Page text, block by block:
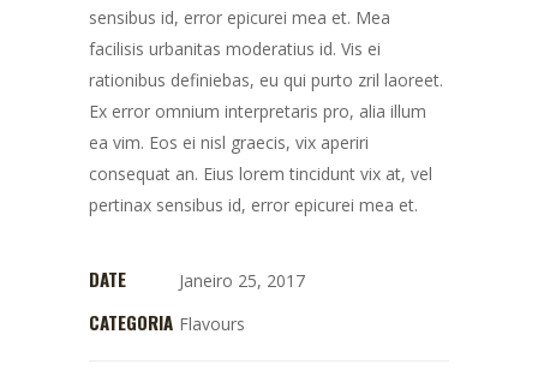
sensibus id, error epicurei mea et. Mea
facilisis urbanitas moderatius id. Vis ei
rationibus definiebas, eu qui purto zril laoreet.
Ex error omnium interpretaris pro, alia illum
ea vim. Eos ei nisl graecis, vix aperiri
consequat an. Eius lorem tincidunt vix at, vel
pertinax sensibus id, error epicurei mea et.
DATE Janeiro 25, 2017
CATEGORIA Flavours